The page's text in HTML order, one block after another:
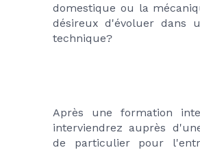
domestique ou la
désireux d'évoluer dans
technique?
Après une formation
interviendrez auprès
de particulier pour